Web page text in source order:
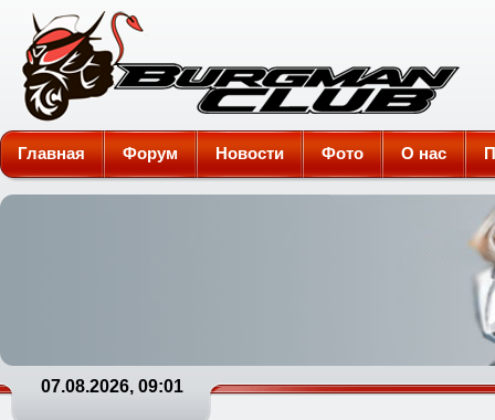
Burgman-Club
Главная Форум Новости Фото О нас
07.08.2026, 09:01